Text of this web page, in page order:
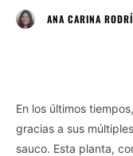
ANA CARINA
En los últimos
gracias a sus
sauco. Esta planta,